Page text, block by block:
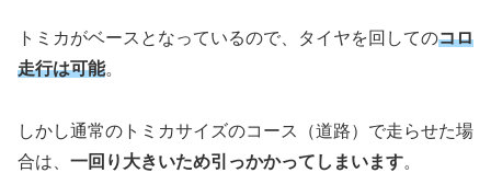
トミカがベースとなっているので、タイヤを回してのコロ
走行は可能。
しかし通常のトミカサイズのコース（道路）で走らせた場
合は、 一回り大きいため引っかかってしまいます。